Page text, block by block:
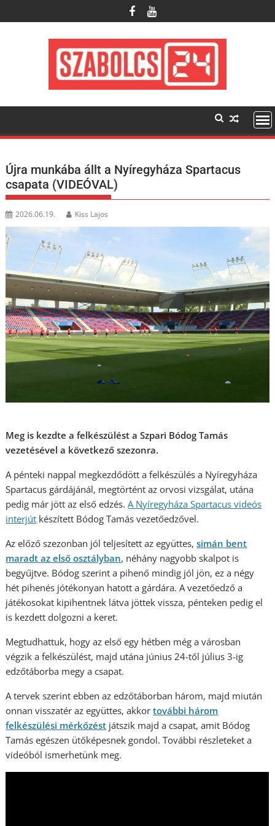
to
Újra munkába állt a Nyíregyháza Spartacus
csapata (VIDEÓVAL)
2026.06.19. Kiss Lajos
Meg is kezdte a felkészülést a Szpari Bódog Tamás
vezetésével a következő szezonra.
A pénteki nappal megkezdődött a felkészülés a Nyíregyháza
Spartacus gárdájánál, megtörtént az orvosi vizsgálat, utána
pedig már jött az első edzés.A Nyíregyháza Spartacus videós
interjút készített Bódog Tamás vezetőedzővel.
Az előző szezonban jól teljesített az együttes,simán bent
maradt az első osztályban, néhány nagyobb skalpot is
begyűjtve. Bódog szerint a pihenő mindig jól jön, ez a négy
hét pihenés jótékonyan hatott a gárdára. A vezetőedző a
játékosokat kipihentnek látva jöttek vissza, pénteken pedig el
is kezdett dolgozni a keret.
Megtudhattuk, hogy az első egy hétben még a városban
végzik a felkészülést, majd utána június 24-től július 3-ig
edzőtáborba megy a csapat.
A tervek szerint ebben az edzőtáborban három, majd miután
onnan visszatér az együttes, akkortovábbi három
felkészülési mérkőzést játszik majd a csapat, amit Bódog
Tamás egészen ütőképesnek gondol. További részleteket a
videóból ismerhetünk meg.